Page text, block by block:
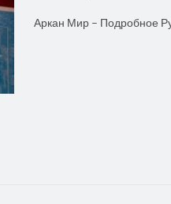
Аркан Мир – Подробное